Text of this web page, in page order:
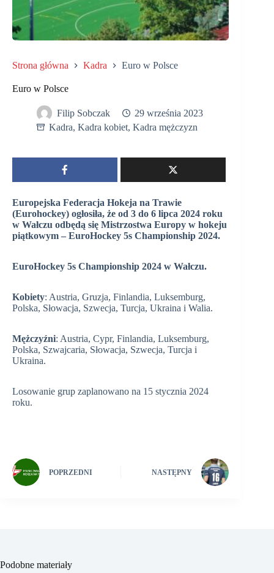
Strona główna Kadra Euro w Polsce
Euro w Polsce
Filip Sobczak
29 września 2023
Kadra, Kadra kobiet, Kadra mężczyzn
Europejska Federacja Hokeja na Trawie
(Eurohockey) ogłosiła, że od 3 do 6 lipca 2024 roku
w Wałczu odbędą się Mistrzostwa Europy w hokeju
piątkowym – EuroHockey 5s Championship 2024.
EuroHockey 5s Championship 2024 w Wałczu.
Kobiety: Austria, Gruzja, Finlandia, Luksemburg,
Polska, Słowacja, Szwecja, Turcja, Ukraina i Walia.
Mężczyźni: Austria, Cypr, Finlandia, Luksemburg,
Polska, Szwajcaria, Słowacja, Szwecja, Turcja i
Ukraina.
Losowanie grup zaplanowano na 15 stycznia 2024
roku.
POPRZEDNI NASTĘPNY
Podobne materiały